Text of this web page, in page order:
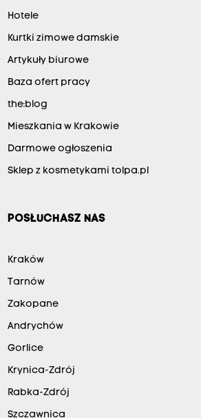
Hotele
Kurtki zimowe damskie
Artykuły biurowe
Baza ofert pracy
the:blog
Mieszkania w Krakowie
Darmowe ogłoszenia
Sklep z kosmetykami tolpa.pl
POSŁUCHASZ NAS
Kraków
Tarnów
Zakopane
Andrychów
Gorlice
Krynica-Zdrój
Rabka-Zdrój
Szczawnica